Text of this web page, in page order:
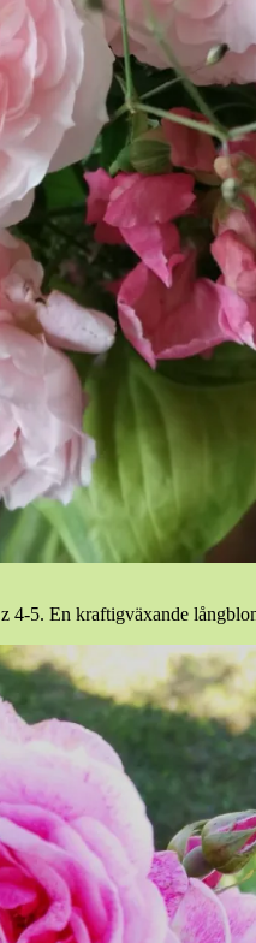
z 4-5. En kraftigväxande